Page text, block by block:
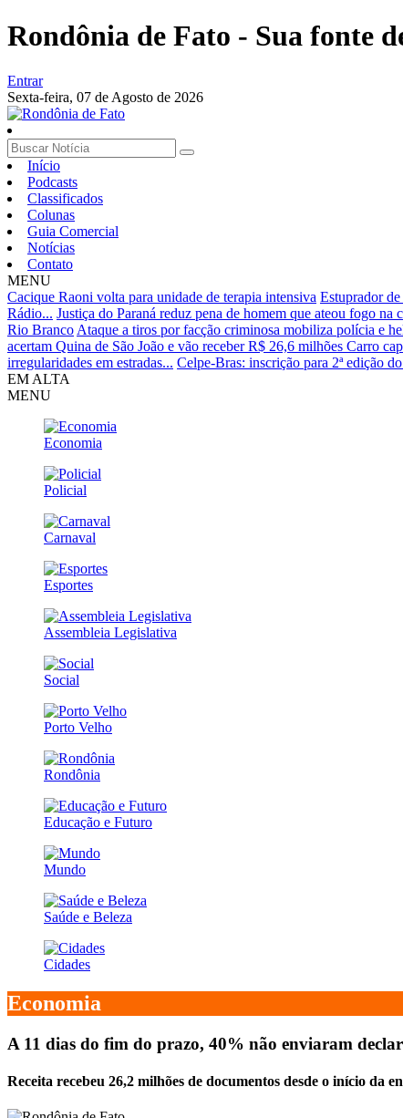
Rondônia de Fato - Sua fonte
Entrar
Sexta-feira, 07 de Agosto de 2026
Início
Podcasts
Classificados
Colunas
Guia Comercial
Notícias
Contato
MENU
Cacique Raoni volta para unidade de terapia intensiva Estuprador
Rádio... Justiça do Paraná reduz pena de homem que ateou fogo na
Rio Branco Ataque a tiros por facção criminosa mobiliza polícia e
acertam Quina de São João e vão receber R$ 26,6 milhões Carro
irregularidades em estradas... Celpe-Bras: inscrição para 2ª edição
EM ALTA
MENU
Economia
Policial
Carnaval
Esportes
Assembleia Legislativa
Social
Porto Velho
Rondônia
Educação e Futuro
Mundo
Saúde e Beleza
Cidades
Economia
A 11 dias do fim do prazo, 40% não enviaram
Receita recebeu 26,2 milhões de documentos desde o início da